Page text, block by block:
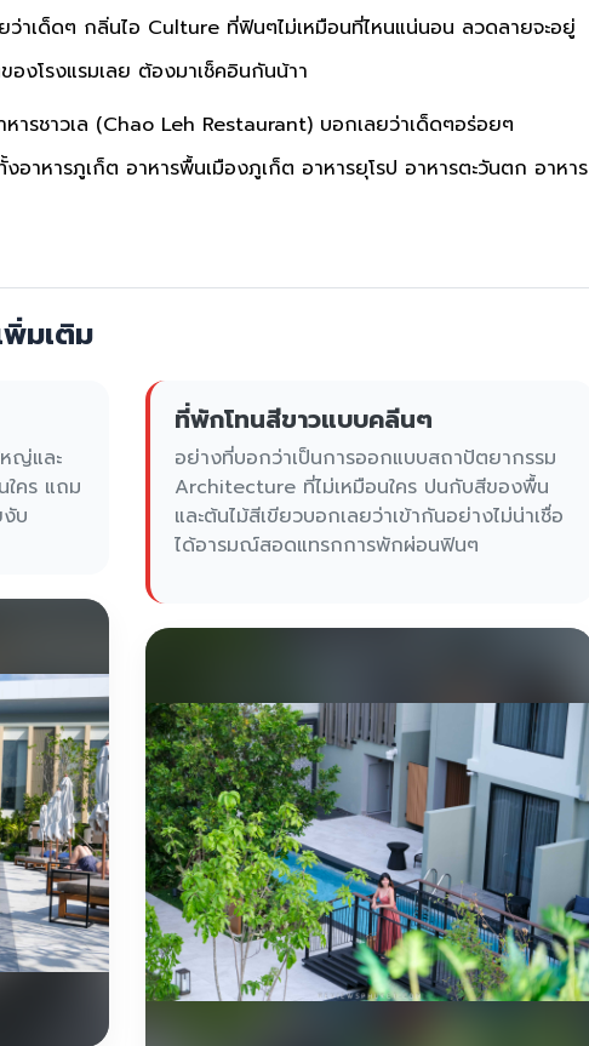
าเด็ดๆ กลิ่นไอ Culture ที่ฟินๆไม่เหมือนที่ไหนแน่นอน ลวดลายจะอยู่
งโรงแรมเลย ต้องมาเช็คอินกันน้าา
ารชาวเล (Chao Leh Restaurant) บอกเลยว่าเด็ดๆอร่อยๆ
าหารภูเก็ต อาหารพื้นเมืองภูเก็ต อาหารยุโรป อาหารตะวันตก อาหาร
พิ่มเติม
ญ่และ
คร แถม
บ
ที่พักโทนสีขาวแบบคลีนๆ
อย่างที่บอกว่าเป็นการออกแบบสถาปัตยากรรม
Architecture ที่ไม่เหมือนใคร ปนกับสีของพื้น
และต้นไม้สีเขียวบอกเลยว่าเข้ากันอย่างไม่น่าเชื่อ
ได้อารมณ์สอดแทรกการพักผ่อนฟินๆ